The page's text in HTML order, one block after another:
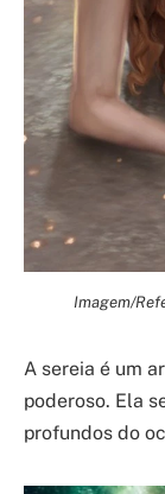
Imagem/
A sereia é um
poderoso. Ela
profundos do